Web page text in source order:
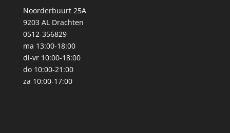
Noorderbuurt 25A
9203 AL Drachten
0512-356829
ma 13:00-18:00
di-vr 10:00-18:00
do 10:00-21:00
za 10:00-17:00